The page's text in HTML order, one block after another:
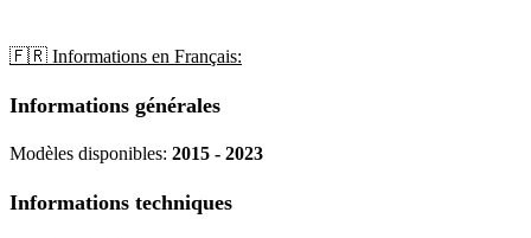
🇫🇷 Informations en Français:
Informations générales
Modèles disponibles: 2015 - 2023
Informations techniques